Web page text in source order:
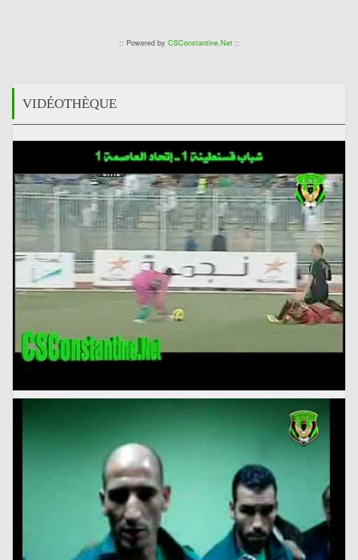
:: Powered by CSConstantine.Net::
VIDÉOTHÈQUE